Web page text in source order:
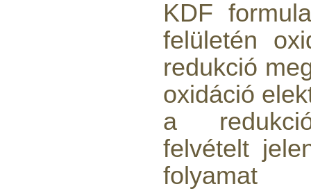
KDF
felületén
redukció
oxidáció
a
felvételt
folyamat